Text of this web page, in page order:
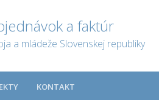
a faktúr
a mládeže Slovenskej republiky
KONTAKT